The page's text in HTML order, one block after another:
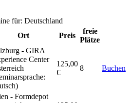
für: Deutschland
Ort Preis
freie
Plätze
- GIRA
Center
:
125,00
€
8 Buchen
- Formdepot